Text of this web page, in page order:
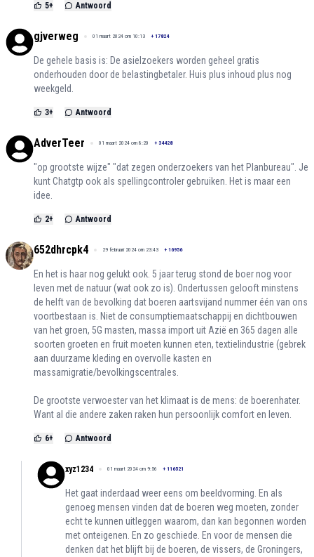
5+ Antwoord
gjverweg 01 maart 2024 om 10:13 + 17824
De gehele basis is: De asielzoekers worden geheel gratis
onderhouden door de belastingbetaler. Huis plus inhoud plus nog
weekgeld.
3+ Antwoord
AdverTeer 01 maart 2024 om 8:20 + 34428
"op grootste wijze" "dat zegen onderzoekers van het Planbureau". Je
kunt Chatgtp ook als spellingcontroler gebruiken. Het is maar een
idee.
2+ Antwoord
652dhrcpk4 29 februari 2024 om 23:43 + 16956
En het is haar nog gelukt ook. 5 jaar terug stond de boer nog voor
leven met de natuur (wat ook zo is). Ondertussen gelooft minstens
de helft van de bevolking dat boeren aartsvijand nummer één van ons
voortbestaan is. Niet de consumptiemaatschappij en dichtbouwen
van het groen, 5G masten, massa import uit Azië en 365 dagen alle
soorten groeten en fruit moeten kunnen eten, textielindustrie (gebrek
aan duurzame kleding en overvolle kasten en
massamigratie/bevolkingscentrales.
De grootste verwoester van het klimaat is de mens: de boerenhater.
Want al die andere zaken raken hun persoonlijk comfort en leven.
6+ Antwoord
xyz1234 01 maart 2024 om 9:56 + 116521
Het gaat inderdaad weer eens om beeldvorming. En als
genoeg mensen vinden dat de boeren weg moeten, zonder
echt te kunnen uitleggen waarom, dan kan begonnen worden
met onteigenen. En zo geschiede. En voor de mensen die
denken dat het blijft bij de boeren, de vissers, de Groningers,